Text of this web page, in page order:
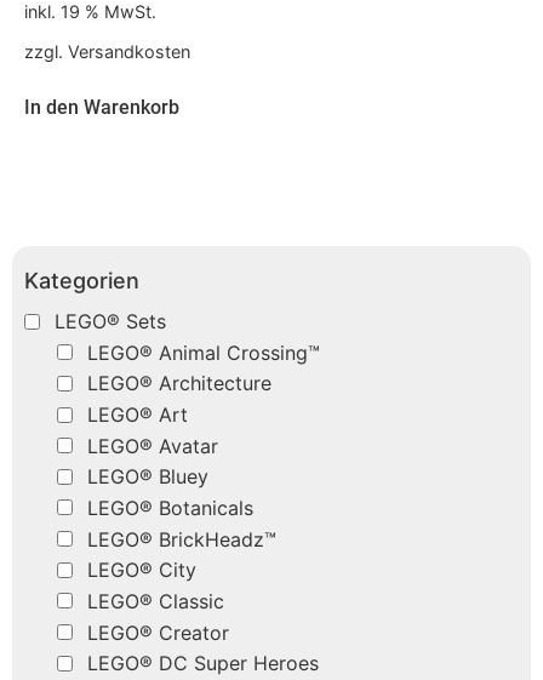
Kategorien
LEGO® Sets
LEGO® Animal Crossing™
LEGO® Architecture
LEGO® Art
LEGO® Avatar
LEGO® Bluey
LEGO® Botanicals
LEGO® BrickHeadz™
LEGO® City
LEGO® Classic
LEGO® Creator
LEGO® DC Super Heroes
inkl. 19 % MwSt.
zzgl. Versandkosten
In den Warenkorb